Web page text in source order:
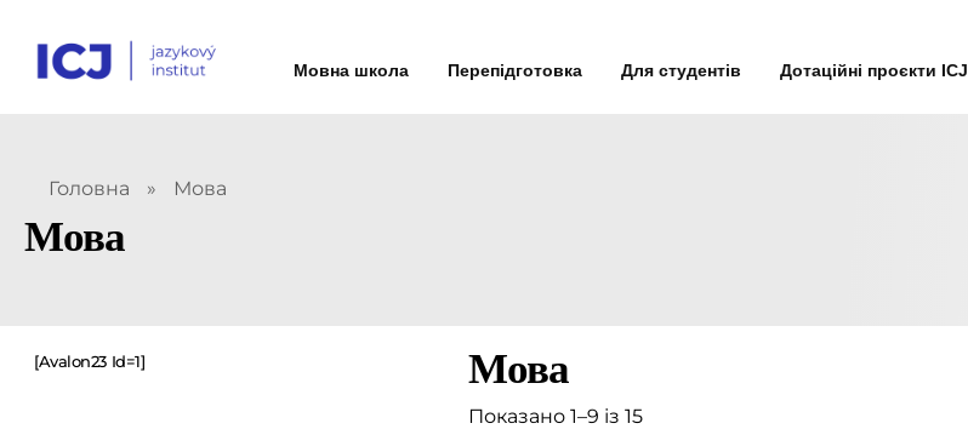
Мовна школа Перепідготовка Для студентів Дотаційні проєкти ICJ
Головна » Мова
Мова
Мова
Показано 1–9 із 15
[avalon23 Id=1]